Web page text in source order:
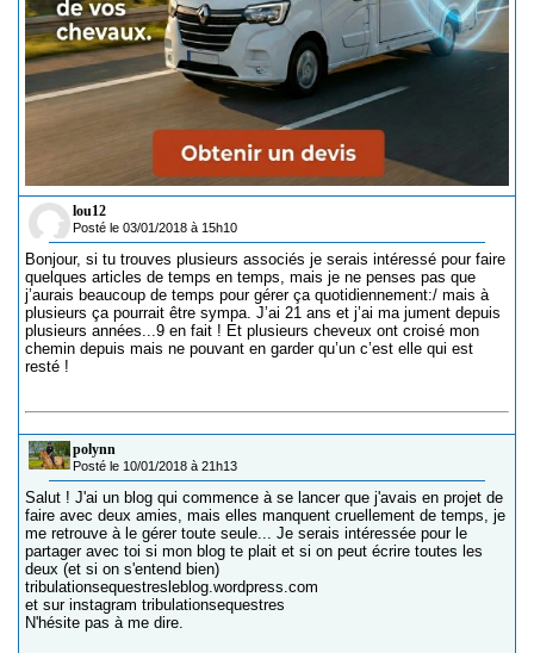
lou12
Posté le 03/01/2018 à 15h10
Bonjour, si tu trouves plusieurs associés je serais intéressé pour faire
quelques articles de temps en temps, mais je ne penses pas que
j’aurais beaucoup de temps pour gérer ça quotidiennement:/ mais à
plusieurs ça pourrait être sympa. J’ai 21 ans et j’ai ma jument depuis
plusieurs années...9 en fait ! Et plusieurs cheveux ont croisé mon
chemin depuis mais ne pouvant en garder qu’un c’est elle qui est
resté !
polynn
Posté le 10/01/2018 à 21h13
Salut ! J'ai un blog qui commence à se lancer que j'avais en projet de
faire avec deux amies, mais elles manquent cruellement de temps, je
me retrouve à le gérer toute seule... Je serais intéressée pour le
partager avec toi si mon blog te plait et si on peut écrire toutes les
deux (et si on s'entend bien)
tribulationsequestresleblog.wordpress.com
et sur instagram tribulationsequestres
N'hésite pas à me dire.